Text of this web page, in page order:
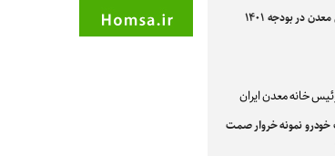
در بودجه ۱۴۰۱
خانه معدن ایران
نمونه خروار صمت